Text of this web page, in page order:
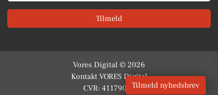
Tilmeld
Vores Digital © 2026
Kontakt VORES Digital
CVR: 41179082Tilmeld nyhedsbrev